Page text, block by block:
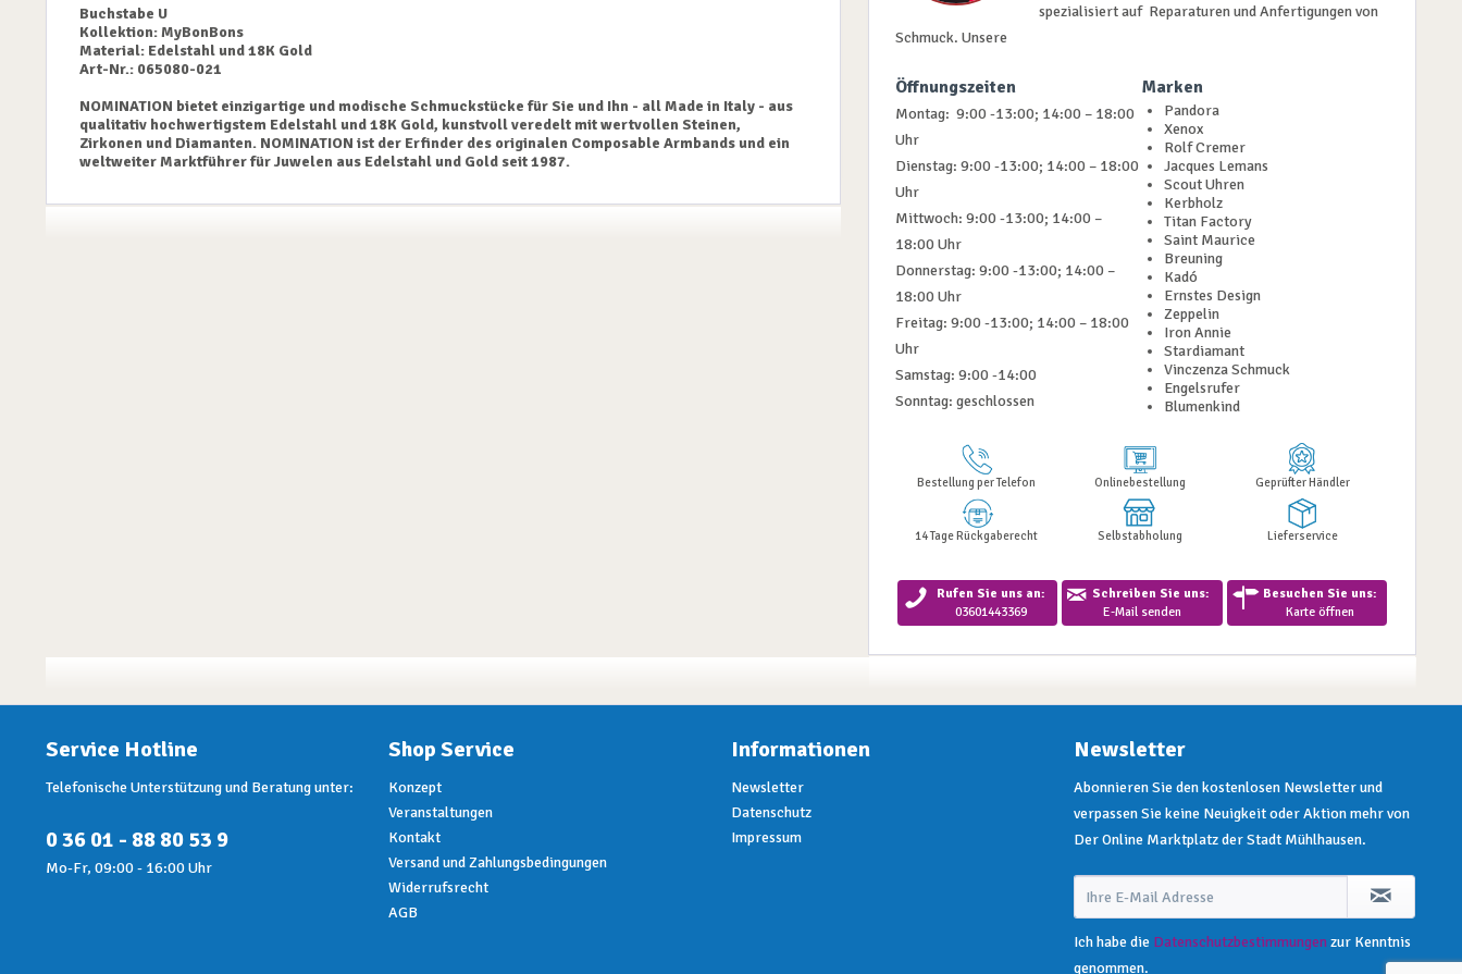
Buchstabe U
Kollektion: MyBonBons
Material: Edelstahl und 18K Gold
Art-Nr.: 065080-021
NOMINATION bietet einzigartige und modische Schmuckstücke für Sie und Ihn - all Made in Italy - aus
qualitativ hochwertigstem Edelstahl und 18K Gold, kunstvoll veredelt mit wertvollen Steinen,
Zirkonen und Diamanten. NOMINATION ist der Erfinder des originalen Composable Armbands und ein
weltweiter Marktführer für Juwelen aus Edelstahl und Gold seit 1987.
spezialisiert auf Reparaturen und Anfertigungen von
Schmuck. Unsere
Öffnungszeiten
Montag: 9:00 -13:00; 14:00 – 18:00
Uhr
Dienstag: 9:00 -13:00; 14:00 – 18:00
Uhr
Mittwoch: 9:00 -13:00; 14:00 –
18:00 Uhr
Donnerstag: 9:00 -13:00; 14:00 –
18:00 Uhr
Freitag: 9:00 -13:00; 14:00 – 18:00
Uhr
Samstag: 9:00 -14:00
Sonntag: geschlossen
Marken
Pandora
Xenox
Rolf Cremer
Jacques Lemans
Scout Uhren
Kerbholz
Titan Factory
Saint Maurice
Breuning
Kadó
Ernstes Design
Zeppelin
Iron Annie
Stardiamant
Vinczenza Schmuck
Engelsrufer
Blumenkind
Bestellung per Telefon Onlinebestellung Geprüfter Händler
14 Tage Rückgaberecht Selbstabholung Lieferservice
Rufen Sie uns an:
03601443369
Schreiben Sie uns:
E-Mail senden
Besuchen Sie uns:
Karte öffnen
Service Hotline
Telefonische Unterstützung und Beratung unter:
0 36 01 - 88 80 53 9
Mo-Fr, 09:00 - 16:00 Uhr
Shop Service
Konzept
Veranstaltungen
Kontakt
Versand und Zahlungsbedingungen
Widerrufsrecht
AGB
Informationen
Newsletter
Datenschutz
Impressum
Newsletter
Abonnieren Sie den kostenlosen Newsletter und
verpassen Sie keine Neuigkeit oder Aktion mehr von
Der Online Marktplatz der Stadt Mühlhausen.
Ich habe die Datenschutzbestimmungenzur Kenntnis
genommen.